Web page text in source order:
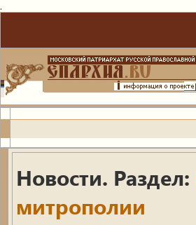
.
Новости. Раздел:
митрополии